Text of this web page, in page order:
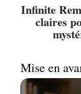
Infinite
claires
Mise en